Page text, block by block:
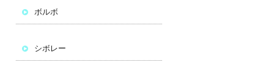
ボルボ
シボレー